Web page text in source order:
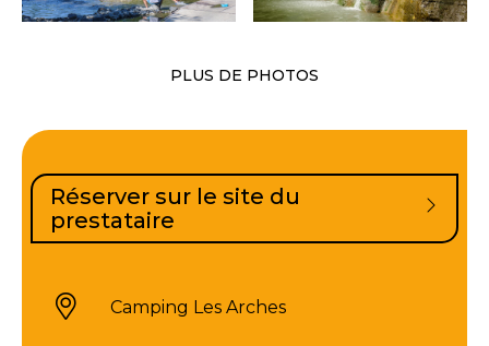
PLUS DE PHOTOS
Réserver sur le site du
prestataire
Camping Les Arches